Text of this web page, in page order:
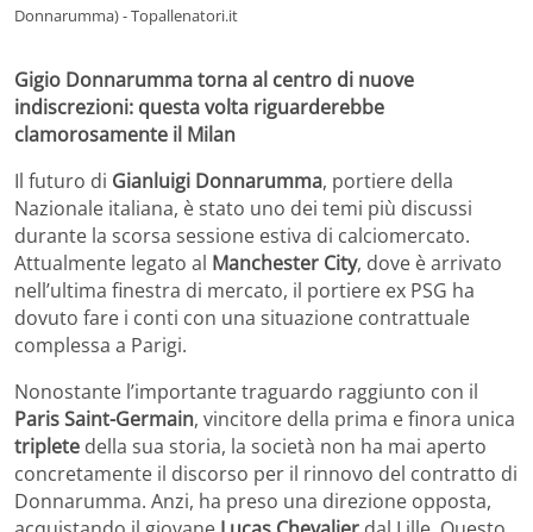
Donnarumma) - Topallenatori.it
Gigio Donnarumma torna al centro di nuove
indiscrezioni: questa volta riguarderebbe
clamorosamente il Milan
Il futuro di Gianluigi Donnarumma, portiere della
Nazionale italiana, è stato uno dei temi più discussi
durante la scorsa sessione estiva di calciomercato.
Attualmente legato al Manchester City, dove è arrivato
nell’ultima finestra di mercato, il portiere ex PSG ha
dovuto fare i conti con una situazione contrattuale
complessa a Parigi.
Nonostante l’importante traguardo raggiunto con il
Paris Saint-Germain, vincitore della prima e finora unica
triplete della sua storia, la società non ha mai aperto
concretamente il discorso per il rinnovo del contratto di
Donnarumma. Anzi, ha preso una direzione opposta,